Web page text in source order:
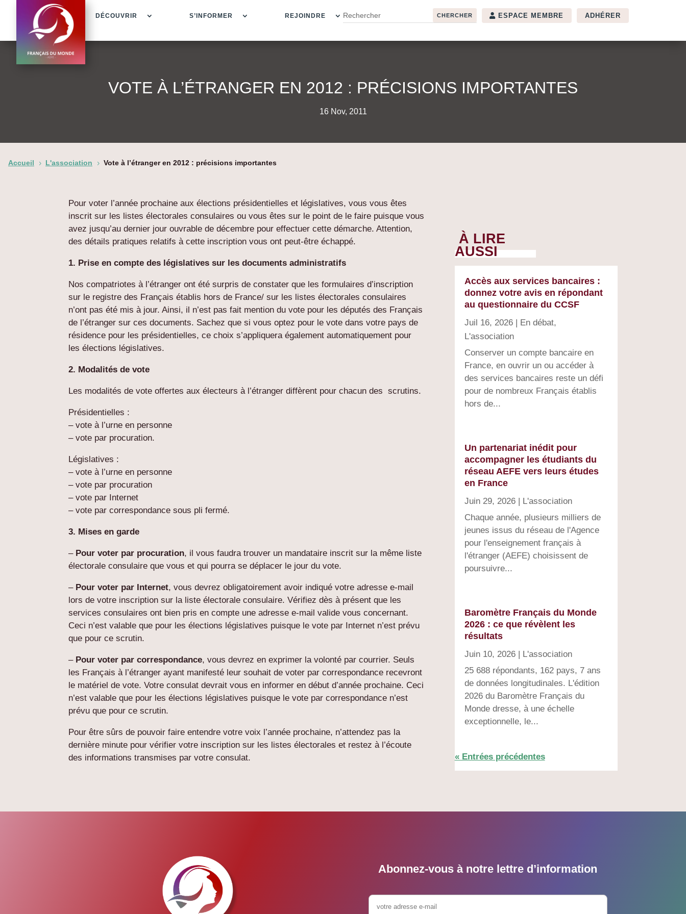
DÉCOUVRIR S’INFORMER REJOINDRE ESPACE MEMBRE ADHÉRER
VOTE À L’ÉTRANGER EN 2012 : PRÉCISIONS IMPORTANTES
16 Nov, 2011
Accueil 5 L'association 5 Vote à l’étranger en 2012 : précisions importantes
Pour voter l’année prochaine aux élections présidentielles et législatives, vous vous êtes
inscrit sur les listes électorales consulaires ou vous êtes sur le point de le faire puisque vous
avez jusqu’au dernier jour ouvrable de décembre pour effectuer cette démarche. Attention,
des détails pratiques relatifs à cette inscription vous ont peut-être échappé.
1. Prise en compte des législatives sur les documents administratifs
Nos compatriotes à l’étranger ont été surpris de constater que les formulaires d’inscription
sur le registre des Français établis hors de France/ sur les listes électorales consulaires
n’ont pas été mis à jour. Ainsi, il n’est pas fait mention du vote pour les députés des Français
de l’étranger sur ces documents. Sachez que si vous optez pour le vote dans votre pays de
résidence pour les présidentielles, ce choix s’appliquera également automatiquement pour
les élections législatives.
2. Modalités de vote
Les modalités de vote offertes aux électeurs à l’étranger diffèrent pour chacun des scrutins.
Présidentielles :
– vote à l’urne en personne
– vote par procuration.
Législatives :
– vote à l’urne en personne
– vote par procuration
– vote par Internet
– vote par correspondance sous pli fermé.
3. Mises en garde
– Pour voter par procuration, il vous faudra trouver un mandataire inscrit sur la même liste
électorale consulaire que vous et qui pourra se déplacer le jour du vote.
– Pour voter par Internet, vous devrez obligatoirement avoir indiqué votre adresse e-mail
lors de votre inscription sur la liste électorale consulaire. Vérifiez dès à présent que les
services consulaires ont bien pris en compte une adresse e-mail valide vous concernant.
Ceci n’est valable que pour les élections législatives puisque le vote par Internet n’est prévu
que pour ce scrutin.
– Pour voter par correspondance, vous devrez en exprimer la volonté par courrier. Seuls
les Français à l’étranger ayant manifesté leur souhait de voter par correspondance recevront
le matériel de vote. Votre consulat devrait vous en informer en début d’année prochaine. Ceci
n’est valable que pour les élections législatives puisque le vote par correspondance n’est
prévu que pour ce scrutin.
Pour être sûrs de pouvoir faire entendre votre voix l’année prochaine, n’attendez pas la
dernière minute pour vérifier votre inscription sur les listes électorales et restez à l’écoute
des informations transmises par votre consulat.
À LIRE
AUSSI
Accès aux services bancaires :
donnez votre avis en répondant
au questionnaire du CCSF
Juil 16, 2026| En débat,
L'association
Conserver un compte bancaire en
France, en ouvrir un ou accéder à
des services bancaires reste un défi
pour de nombreux Français établis
hors de...
Un partenariat inédit pour
accompagner les étudiants du
réseau AEFE vers leurs études
en France
Juin 29, 2026| L'association
Chaque année, plusieurs milliers de
jeunes issus du réseau de l'Agence
pour l'enseignement français à
l'étranger (AEFE) choisissent de
poursuivre...
Baromètre Français du Monde
2026 : ce que révèlent les
résultats
Juin 10, 2026| L'association
25 688 répondants, 162 pays, 7 ans
de données longitudinales. L'édition
2026 du Baromètre Français du
Monde dresse, à une échelle
exceptionnelle, le...
« Entrées précédentes
Abonnez-vous à notre lettre d’information